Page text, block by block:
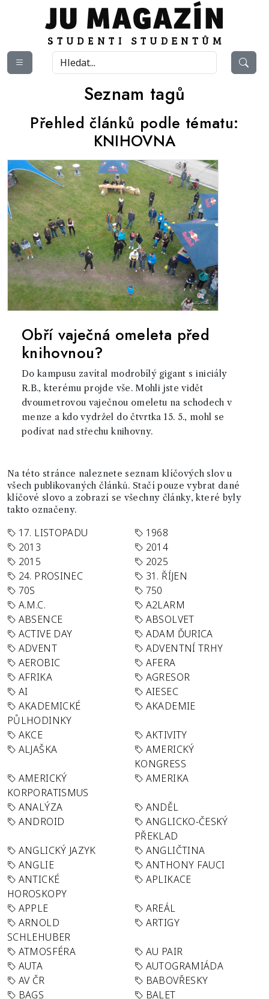
Seznam tagů
Přehled článků podle tématu:
KNIHOVNA
Obří vaječná omeleta před
knihovnou?
Do kampusu zavítal modrobílý gigant s iniciály
R.B., kterému projde vše. Mohli jste vidět
dvoumetrovou vaječnou omeletu na schodech v
menze a kdo vydržel do čtvrtka 15. 5., mohl se
podívat nad střechu knihovny.
Na této stránce naleznete seznam klíčových slov u
všech publikovaných článků. Stačí pouze vybrat dané
klíčové slovo a zobrazí se všechny články, které byly
takto označeny.
17. LISTOPADU
1968
2013
2014
2015
2025
24. PROSINEC
31. ŘÍJEN
70S
750
A.M.C.
A2LARM
ABSENCE
ABSOLVET
ACTIVE DAY
ADAM ĎURICA
ADVENT
ADVENTNÍ TRHY
AEROBIC
AFERA
AFRIKA
AGRESOR
AI
AIESEC
AKADEMICKÉ
PŮLHODINKY
AKADEMIE
AKCE
AKTIVITY
ALJAŠKA
AMERICKÝ
KONGRESS
AMERICKÝ
KORPORATISMUS
AMERIKA
ANALÝZA
ANDĚL
ANDROID
ANGLICKO-ČESKÝ
PŘEKLAD
ANGLICKÝ JAZYK
ANGLIČTINA
ANGLIE
ANTHONY FAUCI
ANTICKÉ
HOROSKOPY
APLIKACE
APPLE
AREÁL
ARNOLD
SCHLEHUBER
ARTIGY
ATMOSFÉRA
AU PAIR
AUTA
AUTOGRAMIÁDA
AV ČR
BABOVŘESKY
BAGS
BALET